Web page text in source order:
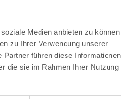
Medien anbieten zu können
zu Ihrer Verwendung unserer
führen diese Informationen
die sie im Rahmen Ihrer Nutzung